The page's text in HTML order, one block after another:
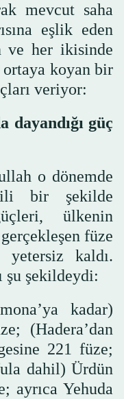
mevcut saha
eşlik eden
ve her ikisinde
ortaya koyan bir
veriyor:
dayandığı güç
o dönemde
bir şekilde
ülkenin
füze
yetersiz kaldı.
şu şekildeydi:
kadar)
(Hadera’dan
221 füze;
dahil) Ürdün
ayrıca Yehuda